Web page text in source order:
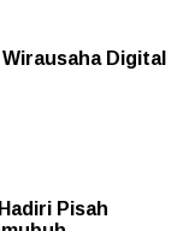
Digital
Pisah